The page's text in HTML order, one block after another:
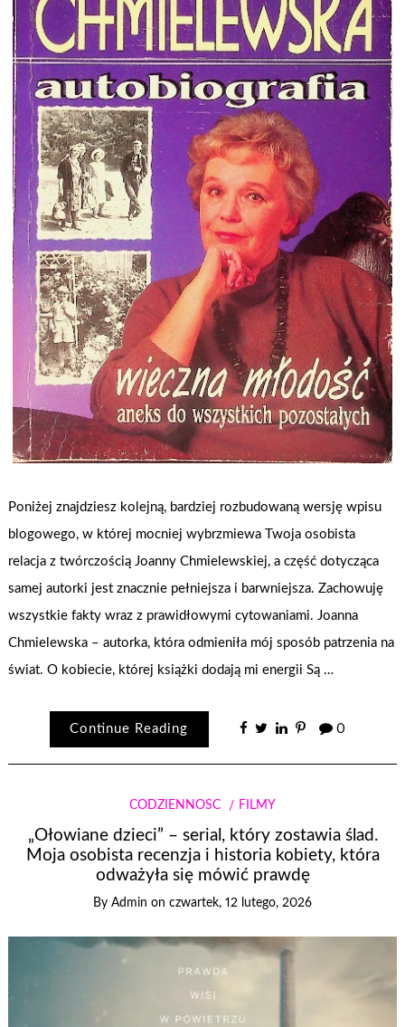
Poniżej znajdziesz kolejną, bardziej rozbudowaną wersję wpisu
blogowego, w której mocniej wybrzmiewa Twoja osobista
relacja z twórczością Joanny Chmielewskiej, a część dotycząca
samej autorki jest znacznie pełniejsza i barwniejsza. Zachowuję
wszystkie fakty wraz z prawidłowymi cytowaniami. Joanna
Chmielewska – autorka, która odmieniła mój sposób patrzenia na
świat. O kobiecie, której książki dodają mi energii Są …
Continue Reading 0
CODZIENNOŚĆ FILMY
„Ołowiane dzieci” – serial, który zostawia ślad.
Moja osobista recenzja i historia kobiety, która
odważyła się mówić prawdę
By Admin on czwartek, 12 lutego, 2026